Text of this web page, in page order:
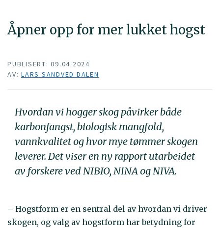
Åpner opp for mer lukket hogst
PUBLISERT: 09.04.2024
AV: LARS SANDVED DALEN
Hvordan vi hogger skog påvirker både
karbonfangst, biologisk mangfold,
vannkvalitet og hvor mye tømmer skogen
leverer. Det viser en ny rapport utarbeidet
av forskere ved NIBIO, NINA og NIVA.
– Hogstform er en sentral del av hvordan vi driver
skogen, og valg av hogstform har betydning for